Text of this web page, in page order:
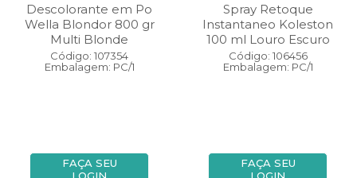
Descolorante em Po
Wella Blondor 800 gr
Multi Blonde
Código: 107354
Embalagem: PC/1
FAÇA SEU
LOGIN
Spray Retoque
Instantaneo Koleston
100 ml Louro Escuro
Código: 106456
Embalagem: PC/1
FAÇA SEU
LOGIN